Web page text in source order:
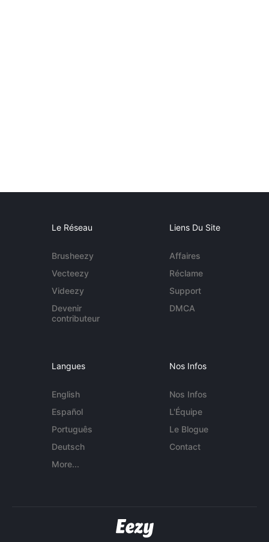
Le Réseau
Brusheezy
Vecteezy
Videezy
Devenir
contributeur
Liens Du Site
Affaires
Réclame
Support
DMCA
Langues
English
Español
Português
Deutsch
More...
Nos Infos
Nos Infos
L'Équipe
Le Blogue
Contact